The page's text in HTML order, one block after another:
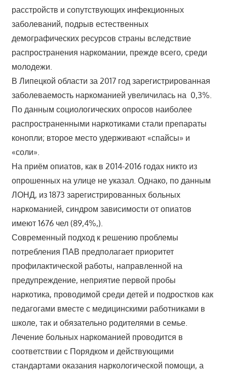
расстройств и сопутствующих инфекционных
заболеваний, подрыв естественных
демографических ресурсов страны вследствие
распространения наркомании, прежде всего, среди
молодежи.
В Липецкой области за 2017 год зарегистрированная
заболеваемость наркоманией увеличилась на 0,3%.
По данным социологических опросов наиболее
распространенными наркотиками стали препараты
конопли; второе место удерживают «спайсы» и
«соли».
На приём опиатов, как в 2014-2016 годах никто из
опрошенных на улице не указал. Однако, по данным
ЛОНД, из 1873 зарегистрированных больных
наркоманией, синдром зависимости от опиатов
имеют 1676 чел (89,4%,).
Современный подход к решению проблемы
потребления ПАВ предполагает приоритет
профилактической работы, направленной на
предупреждение, неприятие первой пробы
наркотика, проводимой среди детей и подростков как
педагогами вместе с медицинскими работниками в
школе, так и обязательно родителями в семье.
Лечение больных наркоманией проводится в
соответствии с Порядком и действующими
стандартами оказания наркологической помощи, а